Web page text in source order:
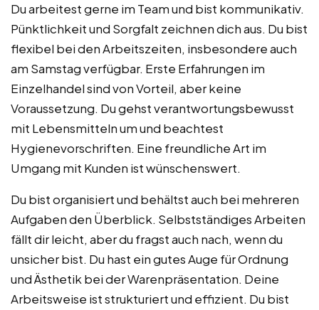
Du arbeitest gerne im Team und bist kommunikativ.
Pünktlichkeit und Sorgfalt zeichnen dich aus. Du bist
flexibel bei den Arbeitszeiten, insbesondere auch
am Samstag verfügbar. Erste Erfahrungen im
Einzelhandel sind von Vorteil, aber keine
Voraussetzung. Du gehst verantwortungsbewusst
mit Lebensmitteln um und beachtest
Hygienevorschriften. Eine freundliche Art im
Umgang mit Kunden ist wünschenswert.
Du bist organisiert und behältst auch bei mehreren
Aufgaben den Überblick. Selbstständiges Arbeiten
fällt dir leicht, aber du fragst auch nach, wenn du
unsicher bist. Du hast ein gutes Auge für Ordnung
und Ästhetik bei der Warenpräsentation. Deine
Arbeitsweise ist strukturiert und effizient. Du bist